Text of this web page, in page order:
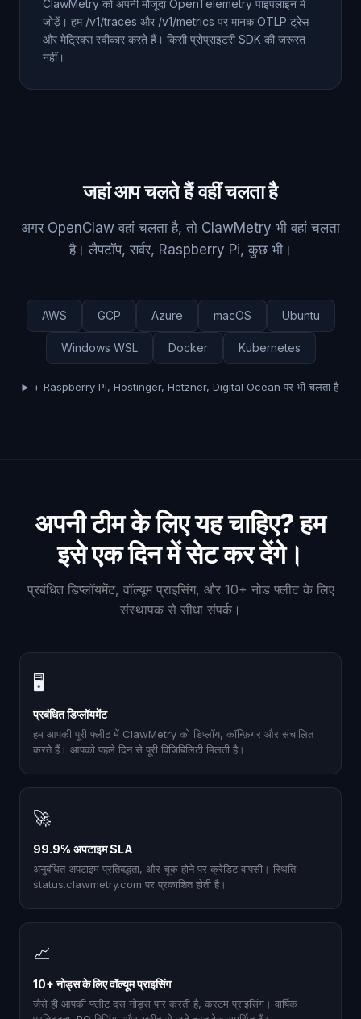
ClawMetry को अपनी मौजूदा OpenTelemetry पाइपलाइन में
जोड़ें। हम /v1/traces और /v1/metrics पर मानक OTLP ट्रेस
और मेट्रिक्स स्वीकार करते हैं। किसी प्रोप्राइटरी SDK की जरूरत
नहीं।
जहां आप चलते हैं वहीं चलता है
अगर OpenClaw वहां चलता है, तो ClawMetry भी वहां चलता
है। लैपटॉप, सर्वर, Raspberry Pi, कुछ भी।
AWS GCP Azure macOS Ubuntu
Windows WSL Docker Kubernetes
+ Raspberry Pi, Hostinger, Hetzner, Digital Ocean पर भी चलता है
अपनी टीम के लिए यह चाहिए? हम
इसे एक दिन में सेट कर देंगे।
प्रबंधित डिप्लॉयमेंट, वॉल्यूम प्राइसिंग, और 10+ नोड फ्लीट के लिए
संस्थापक से सीधा संपर्क।
🖥
प्रबंधित डिप्लॉयमेंट
हम आपकी पूरी फ्लीट में ClawMetry को डिप्लॉय, कॉन्फ़िगर और संचालित
करते हैं। आपको पहले दिन से पूरी विजिबिलिटी मिलती है।
🚀
99.9% अपटाइम SLA
अनुबंधित अपटाइम प्रतिबद्धता, और चूक होने पर क्रेडिट वापसी। स्थिति
status.clawmetry.com पर प्रकाशित होती है।
📈
10+ नोड्स के लिए वॉल्यूम प्राइसिंग
जैसे ही आपकी फ्लीट दस नोड्स पार करती है, कस्टम प्राइसिंग। वार्षिक